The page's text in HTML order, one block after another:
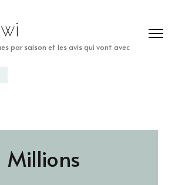
par saison et les avis qui vont avec
Millions